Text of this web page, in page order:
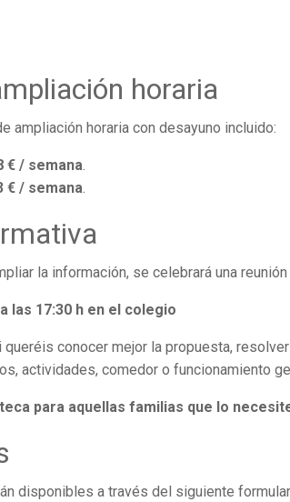
horaria
ampliación horaria con desayuno incluido:
€ / semana.
€ / semana.
la información, se celebrará una
las 17:30 h en el colegio
conocer mejor la propuesta,
actividades, comedor o funcionamiento
para aquellas familias que lo
disponibles a través del siguiente